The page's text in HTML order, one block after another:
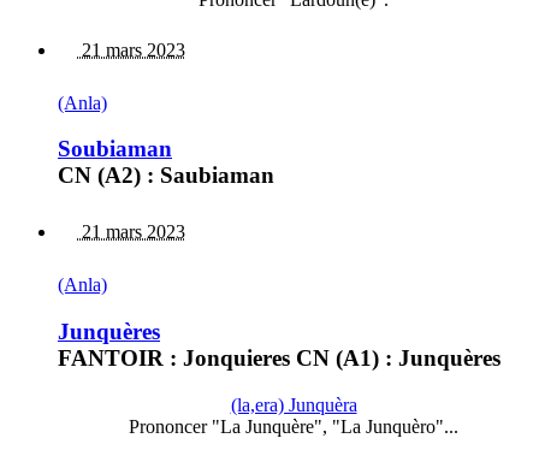
21 mars 2023
(Anla)
Soubiaman
CN (A2) : Saubiaman
21 mars 2023
(Anla)
Junquères
FANTOIR : Jonquieres CN (A1) : Junquères
(la,era) Junquèra
Prononcer "La Junquère", "La Junquèro"...